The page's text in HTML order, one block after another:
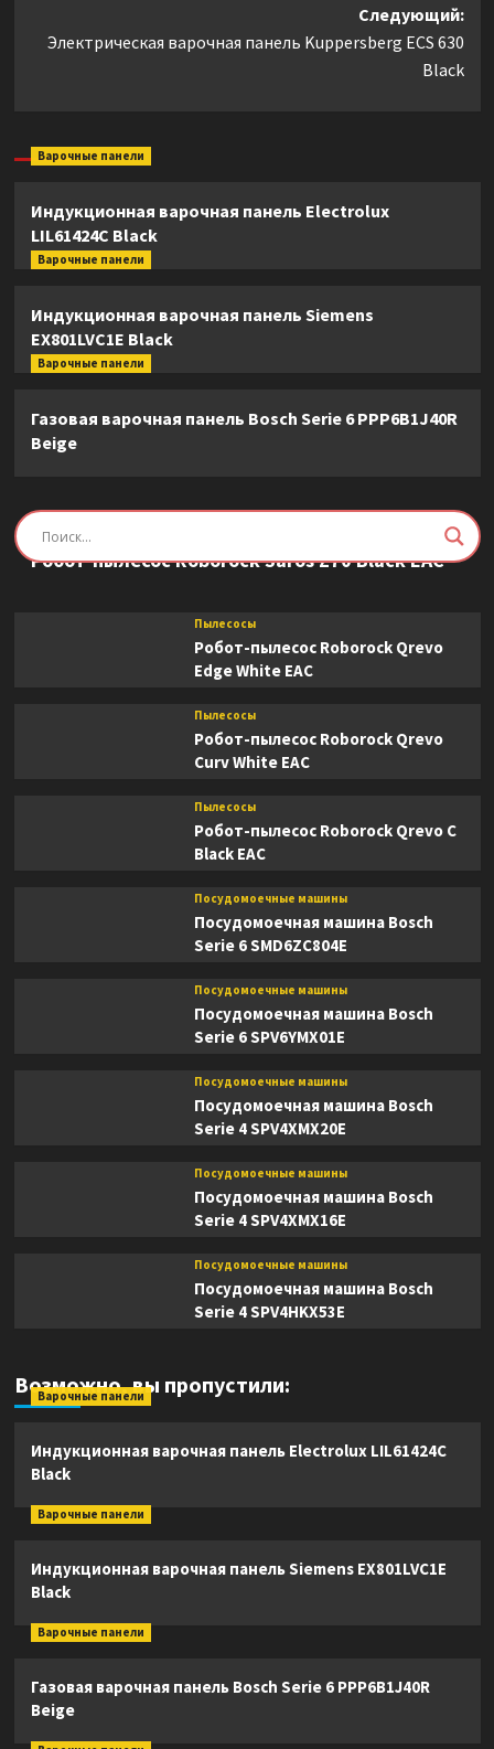
Следующий:
Электрическая варочная панель Kuppersberg ECS 630
Black
Варочные панели
Индукционная варочная панель Electrolux
LIL61424C Black
Варочные панели
Индукционная варочная панель Siemens
EX801LVC1E Black
Варочные панели
Газовая варочная панель Bosch Serie 6 PPP6B1J40R
Beige
Пылесосы
Робот-пылесос Roborock Saros Z70 Black EAC
Пылесосы
Робот-пылесос Roborock Qrevo
Edge White EAC
Пылесосы
Робот-пылесос Roborock Qrevo
Curv White EAC
Пылесосы
Робот-пылесос Roborock Qrevo C
Black EAC
Посудомоечные машины
Посудомоечная машина Bosch
Serie 6 SMD6ZC804E
Посудомоечные машины
Посудомоечная машина Bosch
Serie 6 SPV6YMX01E
Посудомоечные машины
Посудомоечная машина Bosch
Serie 4 SPV4XMX20E
Посудомоечные машины
Посудомоечная машина Bosch
Serie 4 SPV4XMX16E
Посудомоечные машины
Посудомоечная машина Bosch
Serie 4 SPV4HKX53E
Возможно, вы пропустили:
Варочные панели
Индукционная варочная панель Electrolux LIL61424C
Black
Варочные панели
Индукционная варочная панель Siemens EX801LVC1E
Black
Варочные панели
Газовая варочная панель Bosch Serie 6 PPP6B1J40R
Beige